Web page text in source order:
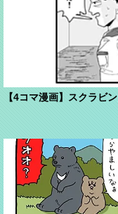
【4コマ漫画】スクラビ